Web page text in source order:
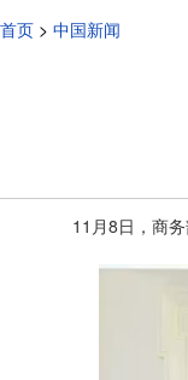
首页 > 中国新闻
11月8日，商